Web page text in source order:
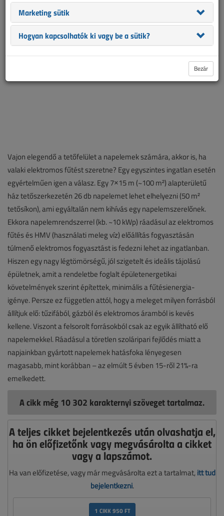
Vajon elegendő a tetőfelület a napelemek számára, akkor is, ha
valaki elektromos fűtést szeretne? Egy egyszintes ingatlan esetén
egyértelműen igen a válasz. Egy 7×15 m (~100 m²) alapterületű
ház tetőszerkezetén 26 db napelemet lehet elhelyezni (50 m²
tetősíkon), ami egyáltalán nem kihívás egy napelemszerelőnek.
Ekkora napelemrendszerrel (kb. ~10 kWp) ráadásul az elektromos
fűtés és HMV (használati meleg víz) előállítás fogyasztásán
túlmenő elektromos fogyasztást is fedezni lehet az ingatlanban.
Hiszen egy nagy légtömörségű, jól szigetelt és ideális tájolású
épületnek, amit a rendeletbe foglalt épületenergetikai
követelmények szerint építettek, minimális a fűtésienergia-
igénye. Persze ez független attól, hogy a meleget milyen forrásból
állítjuk elő: tűzifából, gázból és elektromos áramból is kevés
kellene. Viszont a felsorolt forrásokból csak az egyik állítható elő
napelemekkel. Ráadásul a töretlen szoláripari fejlődés miatt a
napjainkban gyártott napelemek hatásfoka lényegesen
magasabb, mint korábban – az elmúlt 5 évben 15-ről 21%-ra
emelkedett.
A cikk még 10 302 karakternyi szöveget tartalmaz.
A teljes cikket bejelentkezés után olvashatja el,
ha ön előfizetőnk vagy megvásárolta a cikket
vagy a lapszámot.
Ha van előfizetése, vagy már megvásárolta ezt a tartalmat, itt tud
bejelentkezni.
1 CIKK 950 FT
Marketing sütik
Hogyan kapcsolhatók ki vagy be a sütik?
Bezár